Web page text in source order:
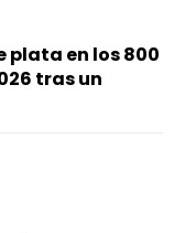
plata en los 800
tras un